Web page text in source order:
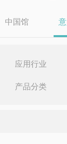
中国馆
应用行业
产品分类